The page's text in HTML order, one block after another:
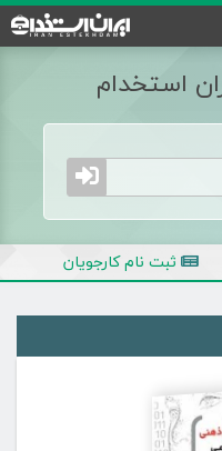
استخدام
ثبت نام کارجویان